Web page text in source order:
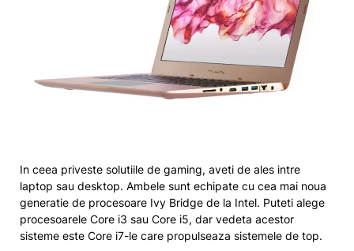
In ceea priveste solutiile de gaming, aveti de ales intre
laptop sau desktop. Ambele sunt echipate cu cea mai noua
generatie de procesoare Ivy Bridge de la Intel. Puteti alege
procesoarele Core i3 sau Core i5, dar vedeta acestor
sisteme este Core i7-le care propulseaza sistemele de top.